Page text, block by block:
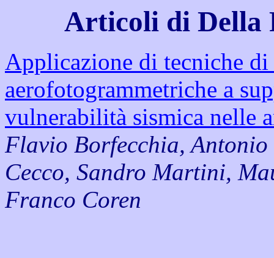
Articoli di Della
Applicazione di tecniche
aerofotogrammetriche a
vulnerabilità sismica nelle
Flavio Borfecchia,
Cecco, Sandro Martini,
Franco Coren